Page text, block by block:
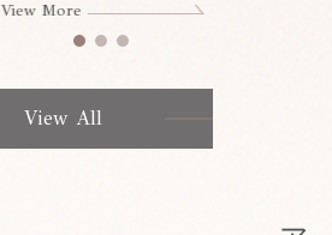
View More
View All